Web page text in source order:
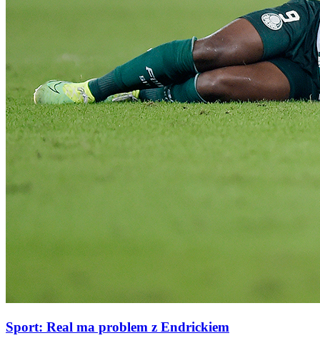
Sport: Real ma problem z Endrickiem